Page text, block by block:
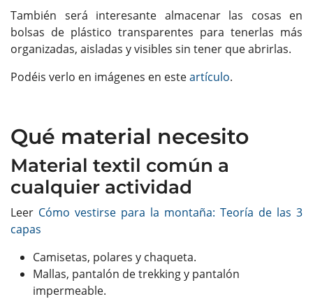
También será interesante almacenar las cosas en
bolsas de plástico transparentes para tenerlas más
organizadas, aisladas y visibles sin tener que abrirlas.
Podéis verlo en imágenes en esteartículo.
Qué material necesito
Material textil común a
cualquier actividad
Leer Cómo vestirse para la montaña: Teoría de las 3
capas
Camisetas, polares y chaqueta.
Mallas, pantalón de trekking y pantalón
impermeable.